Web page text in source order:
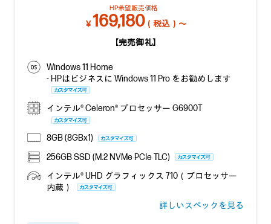
HP希望販売価格
￥169,180（税込）～
【完売御礼】
Windows 11 Home
- HPはビジネスに Windows 11 Pro をお勧めします
インテル® Celeron® プロセッサー G6900T
8GB (8GBx1)
256GB SSD (M.2 NVMe PCIe TLC)
インテル® UHD グラフィックス 710（プロセッサー
内蔵）
詳しいスペックを見る